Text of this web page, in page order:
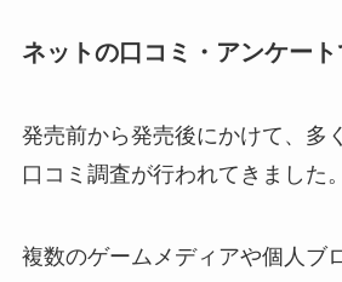
ネットの口コミ・アンケー
発売前から発売後にかけて、多
口コミ調査が行われてきました。
複数のゲームメディアや個人ブ